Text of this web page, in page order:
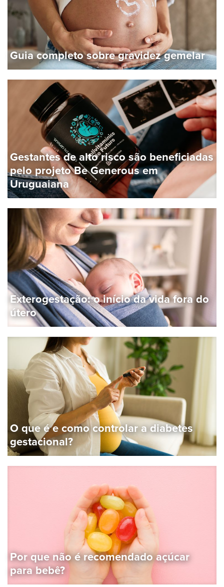
Guia completo sobre gravidez gemelar
Gestantes de alto risco são beneficiadas
pelo projeto Be Generous em
Uruguaiana
Exterogestação: o início da vida fora do
útero
O que é e como controlar a diabetes
gestacional?
Por que não é recomendado açúcar
para bebê?